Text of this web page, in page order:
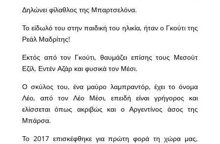
Δηλώνει φίλαθλος της Μπαρτσελόνα.
Το είδωλό του στην παιδική του ηλικία, ήταν ο Γκούτι της
Ρεάλ Μαδρίτης!
Εκτός από τον Γκούτι, θαυμάζει επίσης τους Μεσούτ
Εζίλ, Εντέν Αζάρ και φυσικά τον Μέσι.
Ο σκύλος του, ένα μαύρο λαμπραντόρ, έχει το όνομα
Λέο, από τον Λέο Μέσι, επειδή είναι γρήγορος και
ελίσσεται όπως ακριβώς και ο Αργεντίνος άσος της
Μπάρσα.
Το 2017 επισκέφθηκε για πρώτη φορά τη χώρα μας,